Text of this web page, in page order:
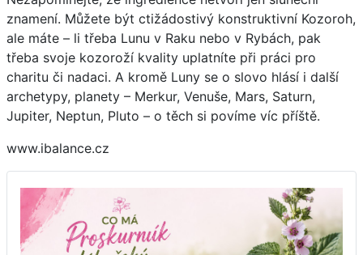
znamení. Můžete být ctižádostivý konstruktivní Kozoroh,
ale máte – li třeba Lunu v Raku nebo v Rybách, pak
třeba svoje kozoroží kvality uplatníte při práci pro
charitu či nadaci. A kromě Luny se o slovo hlásí i další
archetypy, planety – Merkur, Venuše, Mars, Saturn,
Jupiter, Neptun, Pluto – o těch si povíme víc příště.
www.ibalance.cz